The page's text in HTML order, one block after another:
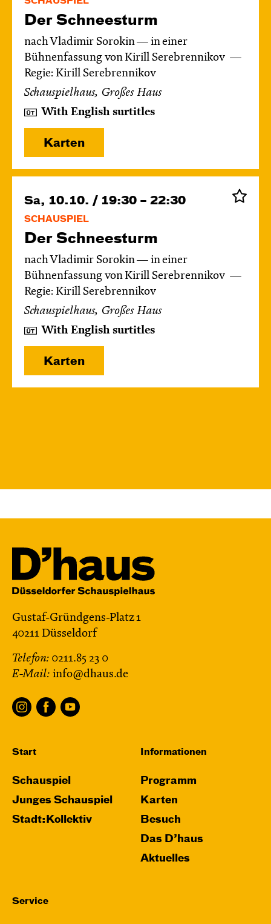
Der Schnee­sturm
nach Vladimir Sorokin — in einer
Bühnenfassung von Kirill Serebrennikov
Regie: Kirill Serebrennikov
Schauspielhaus, Großes Haus
With English surtitles
Karten
Sa, 10.10. / 19:30 – 22:30
SCHAUSPIEL
Der Schnee­sturm
nach Vladimir Sorokin — in einer
Bühnenfassung von Kirill Serebrennikov
Regie: Kirill Serebrennikov
Schauspielhaus, Großes Haus
With English surtitles
Karten
Gustaf-Gründgens-Platz 1
40211 Düsseldorf
Telefon: 0211.85 23 0
E-Mail: info@dhaus.de
Start
Schauspiel
Junges Schauspiel
Stadt:Kollektiv
Informationen
Programm
Karten
Besuch
Das D’haus
Aktuelles
Service